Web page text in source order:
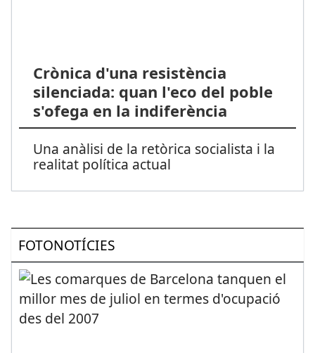
Crònica d'una resistència
silenciada: quan l'eco del poble
s'ofega en la indiferència
Una anàlisi de la retòrica socialista i la
realitat política actual
FOTONOTÍCIES